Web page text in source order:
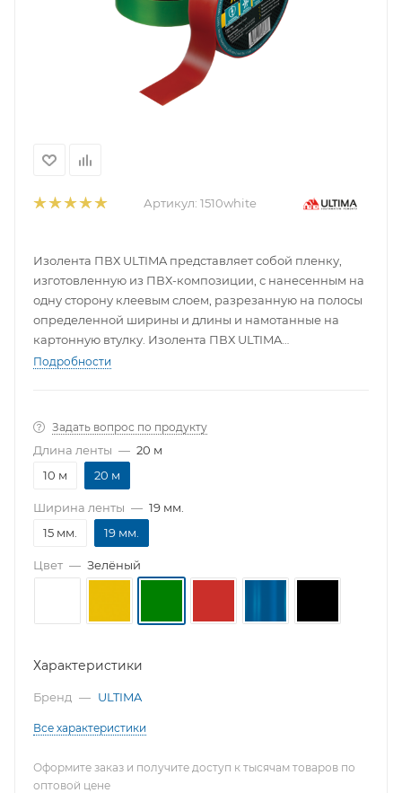
Артикул: 1510white
Изолента ПВХ ULTIMA представляет собой пленку,
изготовленную из ПВХ-композиции, с нанесенным на
одну сторону клеевым слоем, разрезанную на полосы
определенной ширины и длины и намотанные на
картонную втулку. Изолента ПВХ ULTIMA
изготавливается в соответствии со всей необходимой
Подробности
Задать вопрос по продукту
Длина ленты — 20 м
10 м
20 м
Ширина ленты — 19 мм.
15 мм.
19 мм.
Цвет — Зелёный
Характеристики
Бренд — ULTIMA
Все характеристики
Оформите заказ и получите доступ к тысячам товаров по
оптовой цене